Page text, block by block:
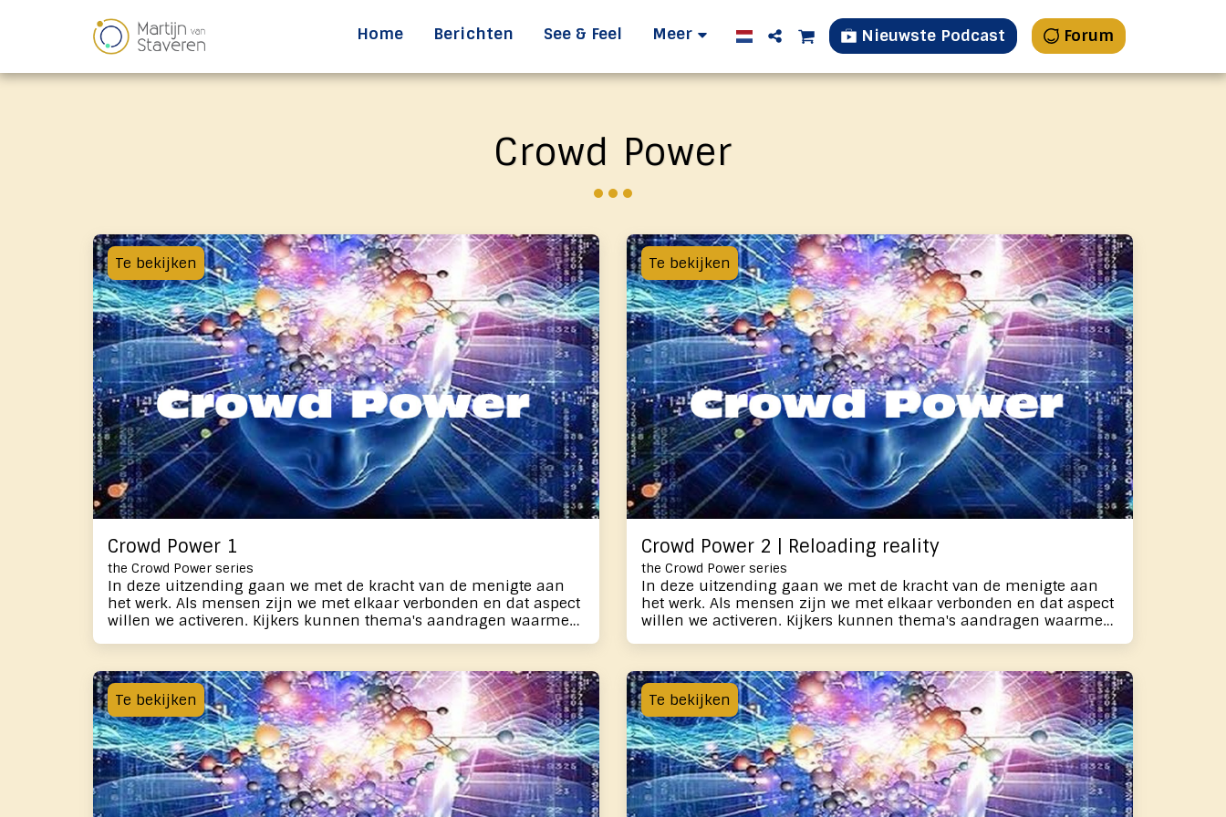
Home Berichten See & Feel Meer Nieuwste Podcast Forum
Crowd Power
Te bekijken
Crowd Power 1
the Crowd Power series
In deze uitzending gaan we met de kracht van de menigte aan
het werk. Als mensen zijn we met elkaar verbonden en dat aspect
willen we activeren. Kijkers kunnen thema's aandragen waarmee
bijdrage leveren aan het welzijn van ons bewustzijn. Dit gaan we
in de uitzending met elkaar bekrachtigen. In deze aflevering
bespreken Arjan en Martijn het tweede deel van de Matrix en gaan
we de volgende stap zetten met Crowd Power.
Te bekijken
Crowd Power 2 | Reloading reality
the Crowd Power series
In deze uitzending gaan we met de kracht van de menigte aan
het werk. Als mensen zijn we met elkaar verbonden en dat aspect
willen we activeren. Kijkers kunnen thema's aandragen waarmee
bijdrage leveren aan het welzijn van ons bewustzijn. Dit gaan we
in de uitzending met elkaar bekrachtigen. In deze aflevering
bespreken Arjan en Martijn het tweede deel van de Matrix en gaan
we de volgende stap zetten met Crowd Power.
Te bekijken Te bekijken